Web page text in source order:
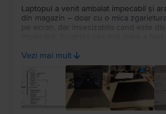
Laptopul a venit ambalat impecabil și
din magazin – doar cu o mica
pe ecran, dar insesizabila cand este
sufletul, chiar fac treabă serioasă!
Vezi mai mult